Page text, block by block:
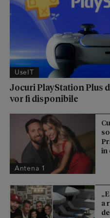
UseIT
Jocuri PlayStation Plus
vor fi disponibile
Antena 1
în
a